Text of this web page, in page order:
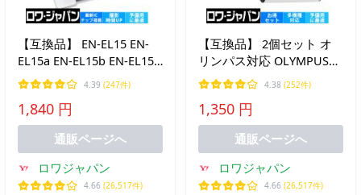
【互換品】 EN-EL15 EN-
EL15a EN-EL15b EN-EL15c
ニコン対応 バッテリー Z6
Z7 Z8 Z6 III 対応 ロワジャ
パン
4.39 (247件)
1,840 円
通販ページへ
ロワジャパン
4.66 (26,517件)
【互換品】 2個セット オ
リンパス対応 OLYMPUS対
応 LI-50B バッテリー ロワ
ジャパン
4.38 (252件)
1,350 円
通販ページへ
ロワジャパン
4.66 (26,517件)